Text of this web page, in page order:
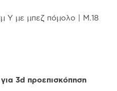
Υ με μπεζ πόμολο | Μ.18
3d προεπισκόπηση